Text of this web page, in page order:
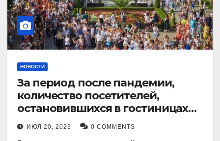
НОВОСТИ
За период после пандемии,
количество посетителей,
остановившихся в гостиницах
Кисловодска, выросло в 2,5 раза.
ИЮЛ 20, 2023 0 COMMENTS